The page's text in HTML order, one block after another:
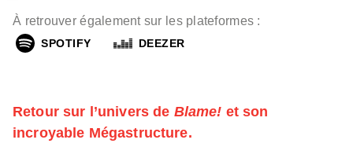
À retrouver également sur les plateformes :
SPOTIFY DEEZER
Retour sur l’univers de Blame! et son
incroyable Mégastructure.